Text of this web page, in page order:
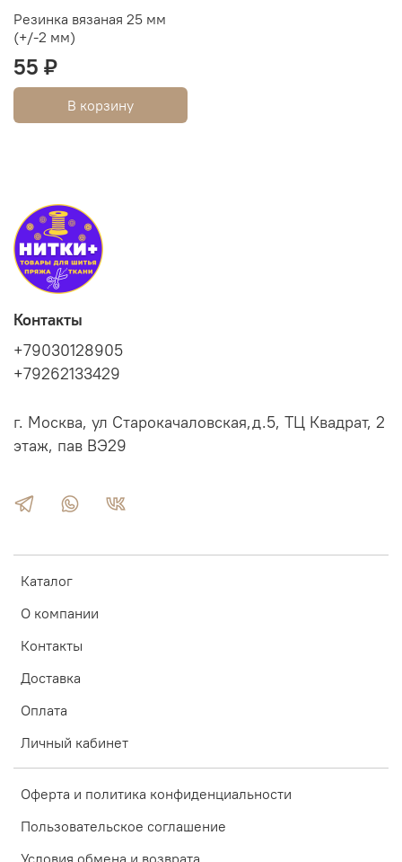
Резинка вязаная 25 мм
(+/-2 мм)
55 ₽
В корзину
Каталог
О компании
Контакты
Доставка
Оплата
Личный кабинет
Оферта и политика конфиденциальности
Пользовательское соглашение
Контакты
+79030128905
+79262133429
г. Москва, ул Старокачаловская,д.5, ТЦ Квадрат, 2
этаж, пав ВЭ29